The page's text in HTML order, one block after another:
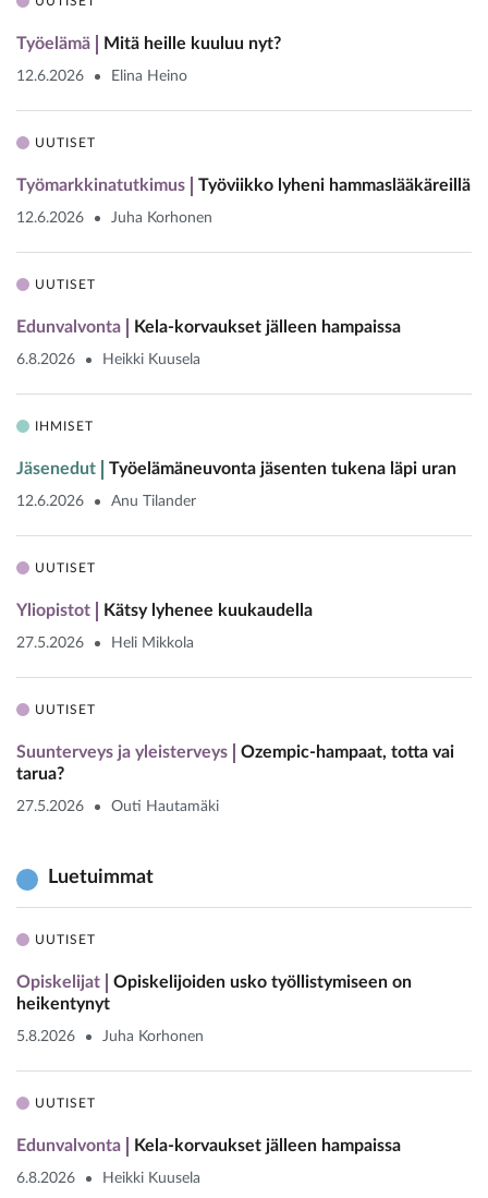
Työelämä Mitä heille kuuluu nyt?
12.6.2026 Elina Heino
UUTISET
Työmarkkinatutkimus Työviikko lyheni hammaslääkäreillä
12.6.2026 Juha Korhonen
UUTISET
Edunvalvonta Kela-korvaukset jälleen hampaissa
6.8.2026 Heikki Kuusela
IHMISET
Jäsenedut Työelämäneuvonta jäsenten tukena läpi uran
12.6.2026 Anu Tilander
UUTISET
Yliopistot Kätsy lyhenee kuukaudella
27.5.2026 Heli Mikkola
UUTISET
Suunterveys ja yleisterveys
Ozempic-hampaat, totta vai
tarua?
27.5.2026 Outi Hautamäki
Luetuimmat
UUTISET
Opiskelijat
Opiskelijoiden usko työllistymiseen on
heikentynyt
5.8.2026 Juha Korhonen
UUTISET
Edunvalvonta Kela-korvaukset jälleen hampaissa
6.8.2026 Heikki Kuusela